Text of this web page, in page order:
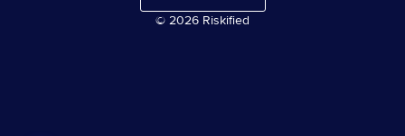
© 2026 Riskified